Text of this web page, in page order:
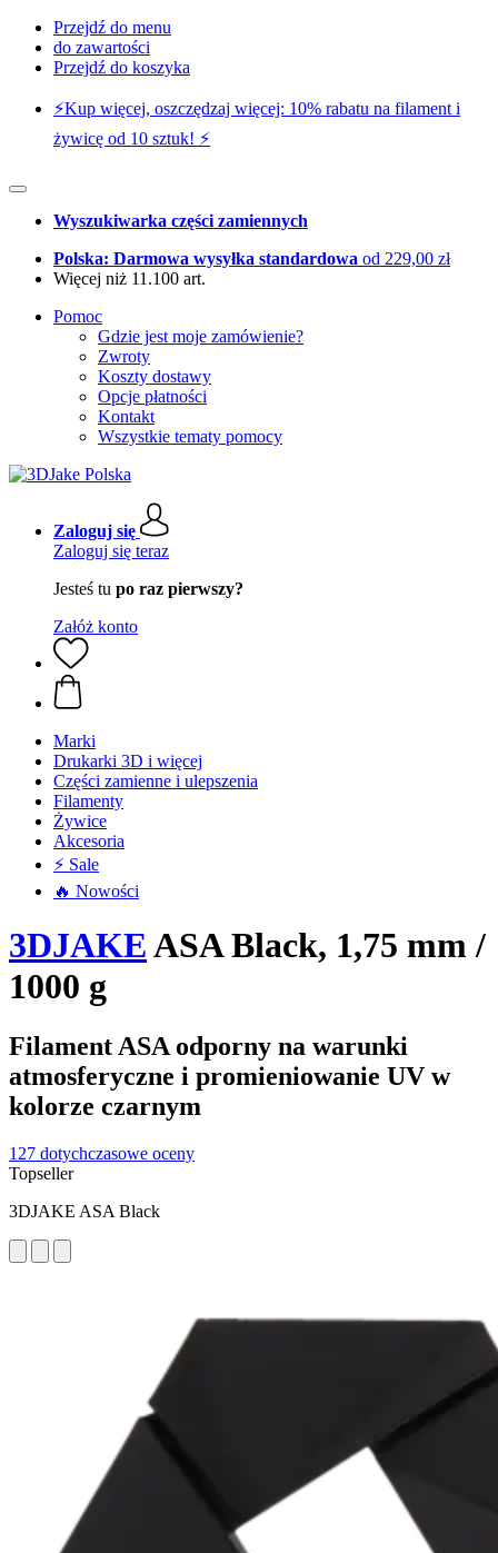
Przejdź do menu
do zawartości
Przejdź do koszyka
⚡️Kup więcej, oszczędzaj więcej: 10% rabatu na filament i
żywicę od 10 sztuk! ⚡️
Wyszukiwarka części zamiennych
Polska: Darmowa wysyłka standardowa od 229,00 zł
Więcej niż 11.100 art.
Pomoc
Gdzie jest moje zamówienie?
Zwroty
Koszty dostawy
Opcje płatności
Kontakt
Wszystkie tematy pomocy
Zaloguj się
Zaloguj się teraz
Jesteś tu po raz pierwszy?
Załóż konto
Marki
Drukarki 3D i więcej
Części zamienne i ulepszenia
Filamenty
Żywice
Akcesoria
⚡ Sale
🔥 Nowości
3DJAKEASA Black, 1,75 mm /
1000 g
Filament ASA odporny na warunki
atmosferyczne i promieniowanie UV w
kolorze czarnym
127 dotychczasowe oceny
Topseller
3DJAKE ASA Black